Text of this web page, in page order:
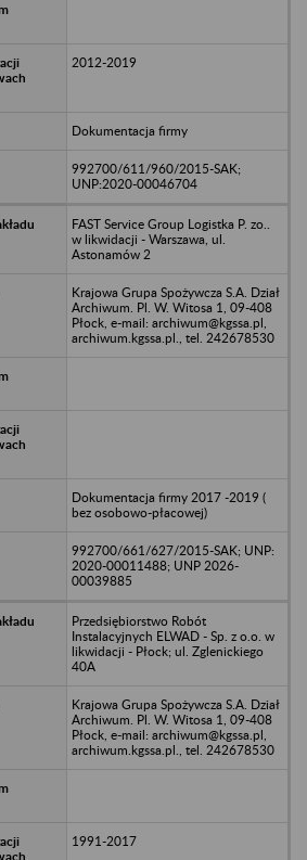
2012-2019
Dokumentacja firmy
992700/611/960/2015-SAK;
UNP:2020-00046704
FAST Service Group Logistka P. zo..
w likwidacji - Warszawa, ul.
Astonamów 2
Krajowa Grupa Spożywcza S.A. Dział
Archiwum. Pl. W. Witosa 1, 09-408
Płock, e-mail: archiwum@kgssa.pl,
archiwum.kgssa.pl., tel. 242678530
Dokumentacja firmy 2017 -2019 (
bez osobowo-płacowej)
992700/661/627/2015-SAK; UNP:
2020-00011488; UNP 2026-
00039885
Przedsiębiorstwo Robót
Instalacyjnych ELWAD - Sp. z o.o. w
likwidacji - Płock; ul. Zglenickiego
40A
Krajowa Grupa Spożywcza S.A. Dział
Archiwum. Pl. W. Witosa 1, 09-408
Płock, e-mail: archiwum@kgssa.pl,
archiwum.kgssa.pl., tel. 242678530
1991-2017